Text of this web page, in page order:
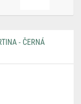
- ČERNÁ